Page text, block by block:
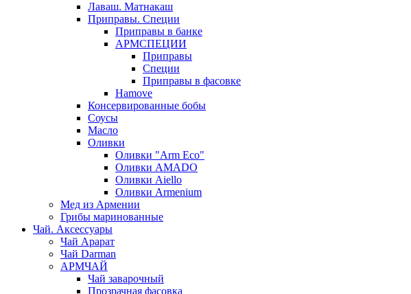
Лаваш. Матнакаш
Приправы. Специи
Приправы в банке
АРМСПЕЦИИ
Приправы
Специи
Приправы в фасовке
Hamove
Консервированные бобы
Соусы
Масло
Оливки
Оливки "Arm Eco"
Оливки AMADO
Оливки Aiello
Оливки Armenium
Мед из Армении
Грибы маринованные
Чай. Аксессуары
Чай Арарат
Чай Darman
АРМЧАЙ
Чай заварочный
Прозрачная фасовка